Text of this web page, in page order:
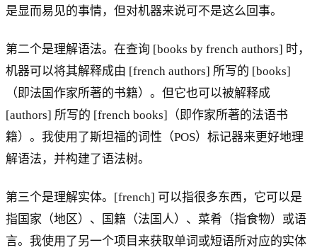
是显而易见的事情，但对机器来说可不是这么回事。
第二个是理解语法。在查询 [books by french authors] 时，
机器可以将其解释成由 [french authors] 所写的 [books]
（即法国作家所著的书籍）。但它也可以被解释成
[authors] 所写的 [french books]（即作家所著的法语书
籍）。我使用了斯坦福的词性（POS）标记器来更好地理
解语法，并构建了语法树。
第三个是理解实体。[french] 可以指很多东西，它可以是
指国家（地区）、国籍（法国人）、菜肴（指食物）或语
言。我使用了另一个项目来获取单词或短语所对应的实体